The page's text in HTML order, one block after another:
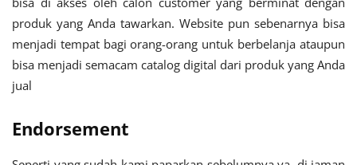
produk yang Anda tawarkan. Website pun sebenarnya bisa
menjadi tempat bagi orang-orang untuk berbelanja ataupun
bisa menjadi semacam catalog digital dari produk yang Anda
jual
Endorsement